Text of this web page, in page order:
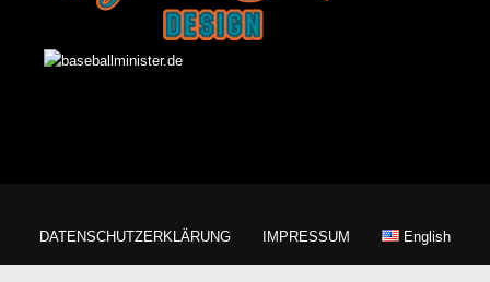
DATENSCHUTZERKLÄRUNG IMPRESSUM English